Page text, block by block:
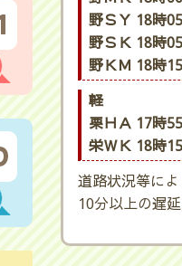
野ＳＹ 18時
野ＳＫ 18時
野ＫＭ 18時
軽
栗ＨＡ 17時
栄ＷＫ 18時
道路状況等に
10分以上の遅